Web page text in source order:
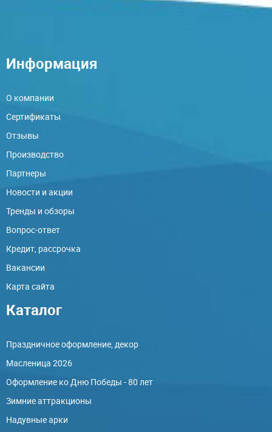
Информация
О компании
Сертификаты
Отзывы
Производство
Партнеры
Новости и акции
Тренды и обзоры
Вопрос-ответ
Кредит, рассрочка
Вакансии
Карта сайта
Каталог
Праздничное оформление, декор
Масленица 2026
Оформление ко Дню Победы - 80 лет
Зимние аттракционы
Надувные арки